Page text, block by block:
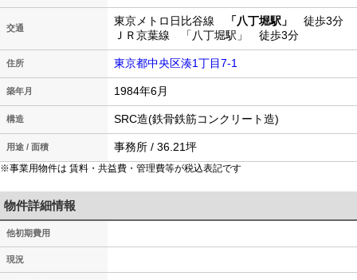
交通
東京メトロ日比谷線 「八丁堀駅」
徒歩3分
ＪＲ京葉線 「八丁堀駅」 徒歩3分
住所 東京都中央区湊1丁目7-1
築年月 1984年6月
構造 SRC造(鉄骨鉄筋コンクリート造)
用途 / 面積 事務所 / 36.21坪
※事業用物件は 賃料・共益費・管理費等が税込表記です
物件詳細情報
他初期費用
現況